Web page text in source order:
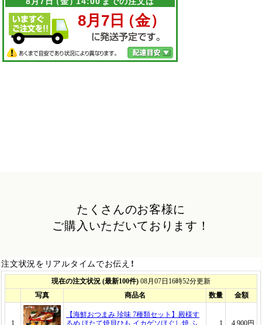
たくさんのお客様に
ご購入いただいております！
注文状況をリアルタイムでお伝え！